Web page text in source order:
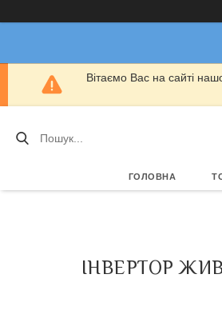
Вітаємо Вас на сайті
ГОЛОВНА
ІНВЕРТОР